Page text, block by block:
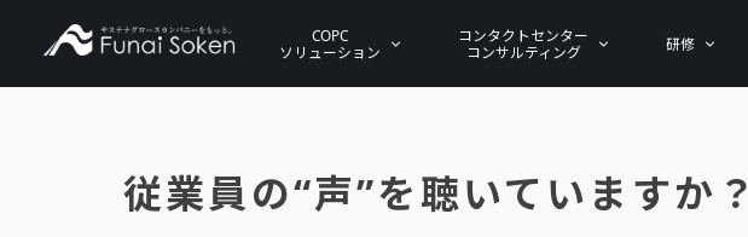
COPC
ソリューション
コンタクトセンター
コンサルティング
研修
従業員の“声”を聴いていますか？